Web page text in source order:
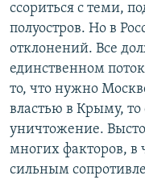
ссориться с теми,
полуостров. Но в
отклонений. Все
единственном
то, что нужно
властью в Крыму, то
уничтожение.
многих факторов, в
сильным